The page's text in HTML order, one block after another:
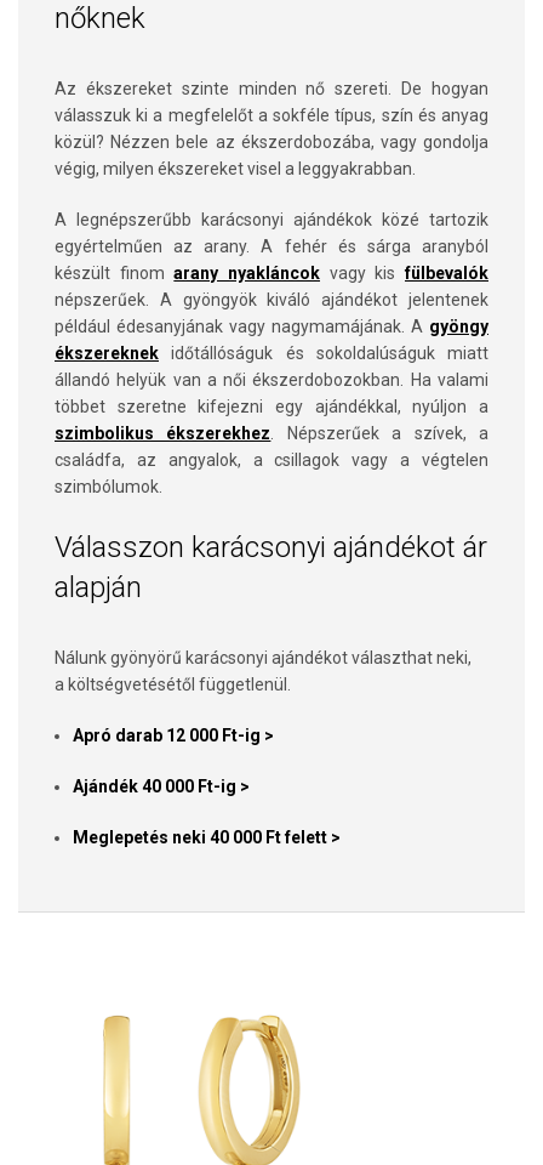
nőknek
Az ékszereket szinte minden nő szereti. De hogyan
válasszuk ki a megfelelőt a sokféle típus, szín és anyag
közül? Nézzen bele az ékszerdobozába, vagy gondolja
végig, milyen ékszereket visel a leggyakrabban.
A legnépszerűbb karácsonyi ajándékok közé tartozik
egyértelműen az arany. A fehér és sárga aranyból
készült finomarany nyakláncok vagy kisfülbevalók
népszerűek. A gyöngyök kiváló ajándékot jelentenek
például édesanyjának vagy nagymamájának. A gyöngy
ékszereknek időtállóságuk és sokoldalúságuk miatt
állandó helyük van a női ékszerdobozokban. Ha valami
többet szeretne kifejezni egy ajándékkal, nyúljon a
szimbolikus ékszerekhez . Népszerűek a szívek, a
családfa, az angyalok, a csillagok vagy a végtelen
szimbólumok.
Válasszon karácsonyi ajándékot ár
alapján
Nálunk gyönyörű karácsonyi ajándékot választhat neki,
a költségvetésétől függetlenül.
Apró darab 12 000 Ft-ig >
Ajándék 40 000 Ft-ig >
Meglepetés neki 40 000 Ft felett >